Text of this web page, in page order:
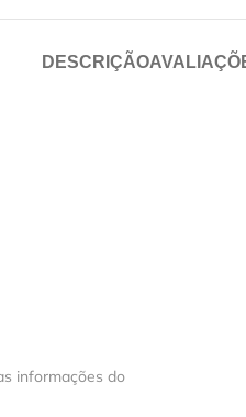
DESCRIÇÃO
informações do